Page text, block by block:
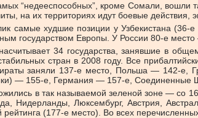
“недееспособных”, кроме Сомали, вошли
на их территориях идут боевые действия,
самые худшие позиции у Узбекистана
государством Европы. У России 80-е
34 государства, занявшие в
стран в 2008 году. Все
заняли 137-е место, Польша — 142-
— 155-е, Германия — 157-е,
в так называемой зеленой зоне —
Нидерланды, Люксембург, Австрия,
(177-е место). Во всех